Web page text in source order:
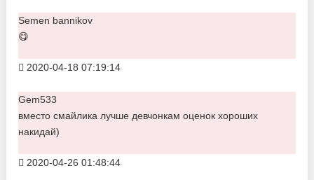
Semen bannikov
😋
2020-04-18 07:19:14
Gem533
вместо смайлика лучше девчонкам оценок хороших
накидай)
2020-04-26 01:48:44